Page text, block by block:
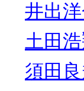
井出
土田
須田